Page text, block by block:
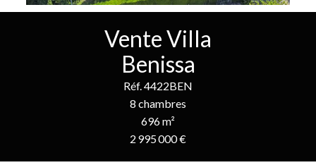
Vente Villa
Benissa
Réf. 4422BEN
8 chambres
696 m²
2 995 000 €